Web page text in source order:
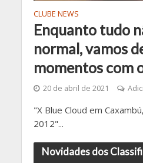
CLUBE NEWS
Enquanto tudo
normal, vamos
momentos com
20 de abril de 2021
"X Blue Cloud em
2012"...
Novidades dos